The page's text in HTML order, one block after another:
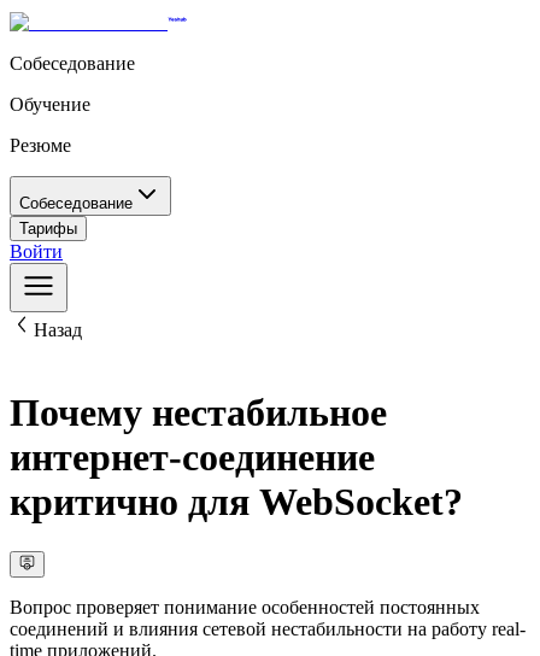
Собеседование
Обучение
Резюме
Собеседование
Тарифы
Войти
Назад
Почему нестабильное
интернет-соединение
критично для WebSocket?
Вопрос проверяет понимание особенностей постоянных
соединений и влияния сетевой нестабильности на работу real-
time приложений.